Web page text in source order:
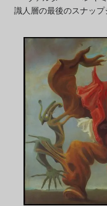
識人層の最後のスナップ